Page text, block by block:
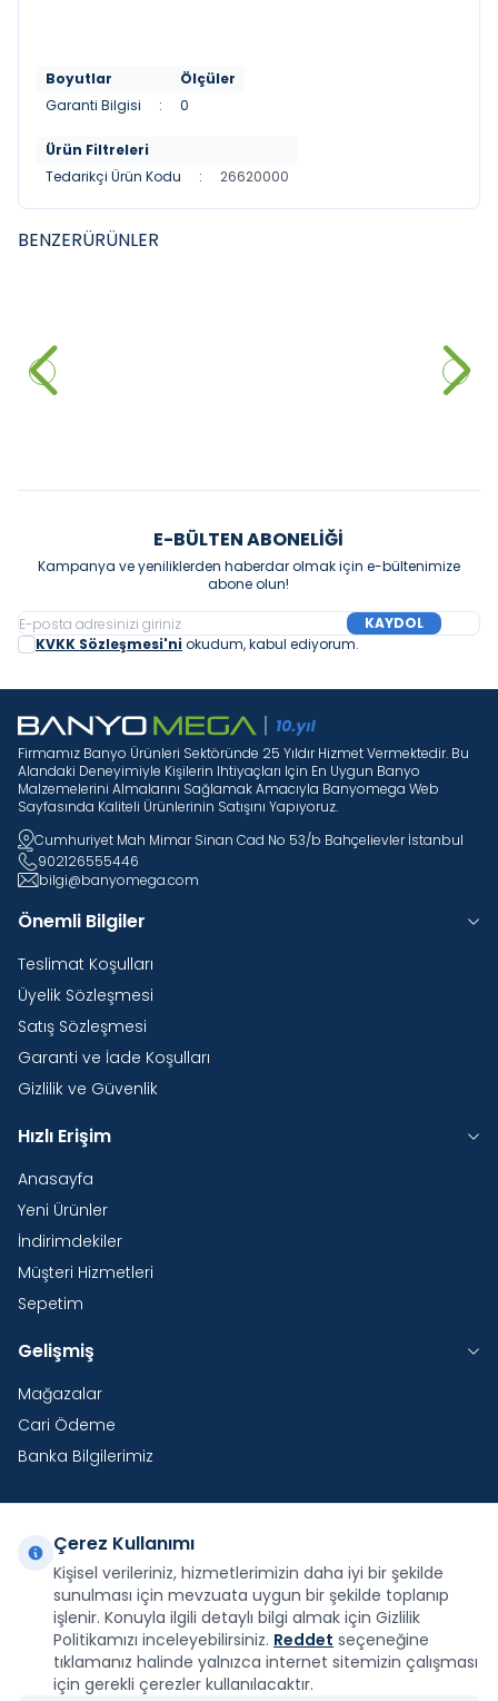
Boyutlar
Ölçüler
Garanti Bilgisi
: 0
Ürün Filtreleri
Tedarikçi Ürün Kodu
: 26620000
BENZERÜRÜNLER
4.830,00
E-BÜLTEN ABONELIĞI
Kampanya ve yeniliklerden haberdar olmak için e-bültenimize
abone olun!
KAYDOL
KVKK Sözleşmesi'ni okudum, kabul ediyorum.
Firmamız Banyo Ürünleri Sektöründe 25 Yıldır Hizmet Vermektedir. Bu
Alandaki Deneyimiyle Kişilerin Ihtiyaçları Için En Uygun Banyo
Malzemelerini Almalarını Sağlamak Amacıyla Banyomega Web
Sayfasında Kaliteli Ürünlerinin Satışını Yapıyoruz.
Cumhuriyet Mah Mimar Sinan Cad No 53/b Bahçelievler İstanbul
902126555446
bilgi@banyomega.com
Önemli Bilgiler
Teslimat Koşulları
Üyelik Sözleşmesi
Satış Sözleşmesi
Garanti ve İade Koşulları
Gizlilik ve Güvenlik
Hızlı Erişim
Anasayfa
Yeni Ürünler
İndirimdekiler
Müşteri Hizmetleri
Sepetim
Gelişmiş
Mağazalar
Cari Ödeme
Banka Bilgilerimiz
Yurtdışı Kargo
Şirketimiz E-Fatura ve E-Arşiv Fatura uygulaması
kapsamındadır.
Çerez Kullanımı
Kişisel verileriniz, hizmetlerimizin daha iyi bir şekilde
sunulması için mevzuata uygun bir şekilde toplanıp
işlenir. Konuyla ilgili detaylı bilgi almak için Gizlilik
Politikamızı inceleyebilirsiniz. Reddet seçeneğine
tıklamanız halinde yalnızca internet sitemizin çalışması
için gerekli çerezler kullanılacaktır.